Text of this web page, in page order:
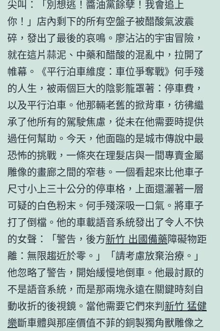
尖叫：「別想逃！醬油黨餘孽！我會追上
你！」店內剩下的所有空盤子被醋酸氣波震
碎，發出了最後的哀鳴。廖沾沾的宇宙冒險，
就在這片蒜泥、中藥和醋酸的混亂中，拉開了
帷幕。《平行泊車維度：車位爭奪戰》何手殘
的人生，被兩個巨大的陰影籠罩著：停車費，
以及平行泊車。他那輛老舊的掀背車，彷彿繼
承了他所有的駕駛焦慮，從未在他需要時提供
過任何幫助。今天，他面臨的是城市傳說中最
恐怖的挑戰，一條夾在理髮店與一間專賣金屬
雕像的畫廊之間的窄巷。一個看起來比他車子
尺寸小上三十公分的停車格，上面還灑著一層
可疑的白色粉末。何手殘深吸一口氣。將車子
打了倒檔。他的車載語音系統發出了令人不快
的女聲：「警告，後方新竹 出國備藥障礙物距
離：無限趨近於零。」「請考慮放棄治療。」
他忽略了警告，開始緩慢地倒車。他最討厭的
不是語音系統，而是那兩塊永遠在關鍵時刻自
動收折的後視鏡。當他需要它們來判新竹 猛健
樂斷車體與那座價值不菲的銅製獨角獸雕像之